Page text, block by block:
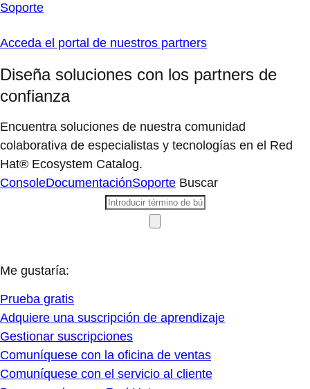
Soporte
Acceda el portal de nuestros partners
Diseña soluciones con los partners de
confianza
Encuentra soluciones de nuestra comunidad
colaborativa de especialistas y tecnologías en el Red
Hat® Ecosystem Catalog.
ConsoleDocumentaciónSoporte Buscar
Me gustaría:
Prueba gratis
Adquiere una suscripción de aprendizaje
Gestionar suscripciones
Comuníquese con la oficina de ventas
Comuníquese con el servicio al cliente